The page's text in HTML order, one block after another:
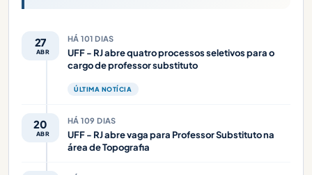
27
ABR
HÁ 101 DIAS
UFF - RJ abre quatro processos seletivos para o
cargo de professor substituto
ÚLTIMA NOTÍCIA
20
ABR
HÁ 109 DIAS
UFF - RJ abre vaga para Professor Substituto na
área de Topografia